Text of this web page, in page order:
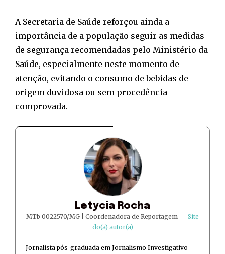
A Secretaria de Saúde reforçou ainda a
importância de a população seguir as medidas
de segurança recomendadas pelo Ministério da
Saúde, especialmente neste momento de
atenção, evitando o consumo de bebidas de
origem duvidosa ou sem procedência
comprovada.
Letycia Rocha
MTb 0022570/MG | Coordenadora de Reportagem – Site
do(a) autor(a)
Jornalista pós-graduada em Jornalismo Investigativo